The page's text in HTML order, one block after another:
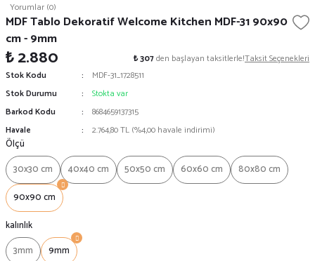
Yorumlar (0)
MDF Tablo Dekoratif Welcome Kitchen MDF-31 90x90
cm - 9mm
₺ 2.880 ₺ 307den başlayan taksitlerle!Taksit Seçenekleri
Stok Kodu
MDF-31_1728511
Stok Durumu
Stokta var
Barkod Kodu
8684659137315
Havale
2.764,80 TL (%4,00 havale indirimi)
Ölçü
30x30 cm
40x40 cm 50x50 cm 60x60 cm
80x80 cm
90x90 cm
kalınlık
3mm
9mm